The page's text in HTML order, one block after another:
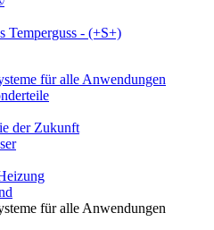
Temperguss - (+S+)
für alle Anwendungen
der Zukunft
für alle Anwendungen